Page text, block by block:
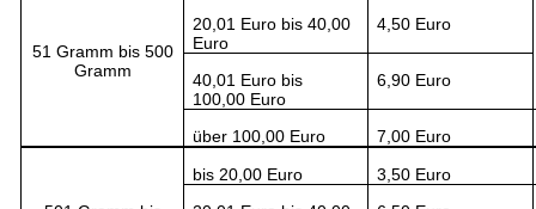
51 Gramm bis 500
Gramm
20,01 Euro bis 40,00
Euro
4,50 Euro
40,01 Euro bis
100,00 Euro
6,90 Euro
über 100,00 Euro 7,00 Euro
bis 20,00 Euro
3,50 Euro